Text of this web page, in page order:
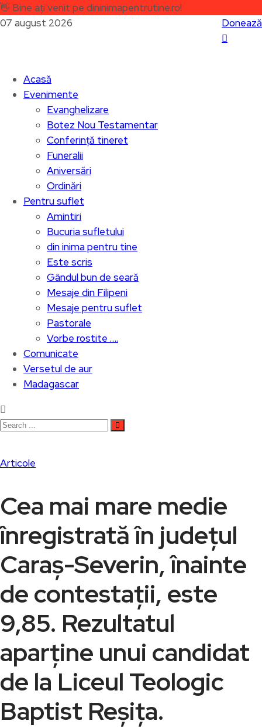
👋 Bine ați venit pe dininimapentrutine.ro!
07 august 2026
Donează
Acasă
Evenimente
Evanghelizare
Botez Nou Testamentar
Conferință tineret
Funeralii
Aniversări
Ordinări
Pentru suflet
Amintiri
Bucuria sufletului
din inima pentru tine
Este scris
Gândul bun de seară
Mesaje din Filipeni
Mesaje pentru suflet
Pastorale
Vorbe rostite ….
Comunicate
Versetul de aur
Madagascar
Articole
Cea mai mare medie
înregistrată în județul
Caraș-Severin, înainte
de contestații, este
9,85. Rezultatul
aparține unui candidat
de la Liceul Teologic
Baptist Reșița.